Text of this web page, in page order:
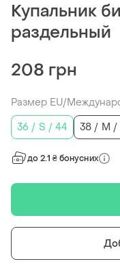
Купальник
раздельный
208 грн
Размер EU/
36 / S / 44
38 / M /
до 2.1 ₴ бонусних